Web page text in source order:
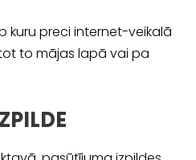
kuru preci internet-veikalā
to mājas lapā vai pa